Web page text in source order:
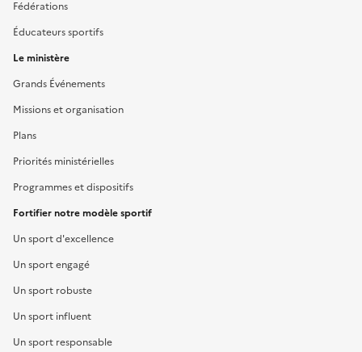
Fédérations
Éducateurs sportifs
Le ministère
Grands Événements
Missions et organisation
Plans
Priorités ministérielles
Programmes et dispositifs
Fortifier notre modèle sportif
Un sport d'excellence
Un sport engagé
Un sport robuste
Un sport influent
Un sport responsable